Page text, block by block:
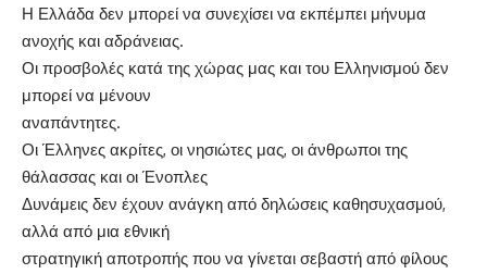
Η Ελλάδα δεν μπορεί να συνεχίσει να εκπέμπει μήνυμα
ανοχής και αδράνειας.
Οι προσβολές κατά της χώρας μας και του Ελληνισμού δεν
μπορεί να μένουν
αναπάντητες.
Οι Έλληνες ακρίτες, οι νησιώτες μας, οι άνθρωποι της
θάλασσας και οι Ένοπλες
Δυνάμεις δεν έχουν ανάγκη από δηλώσεις καθησυχασμού,
αλλά από μια εθνική
στρατηγική αποτροπής που να γίνεται σεβαστή από φίλους